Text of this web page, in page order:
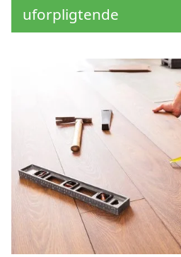
uforpligtende